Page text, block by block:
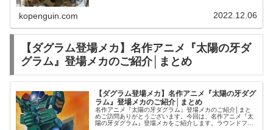
kopenguin.com 2022.12.06
【ダグラム登場メカ】名作アニメ『太陽の牙ダ
グラム』登場メカのご紹介│まとめ
【ダグラム登場メカ】名作アニメ『太陽の牙ダグ
ラム』登場メカのご紹介│まとめ
名作アニメ『太陽の牙ダグラム』登場メカのご紹介│まと
めご訪問ありがとうございます。今回は、名作アニメ『太
陽の牙ダグラム』登場メカをご紹介します。ラウンドフェ